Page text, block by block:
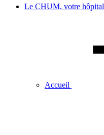
Le CHUM, votre hôpital
Accueil